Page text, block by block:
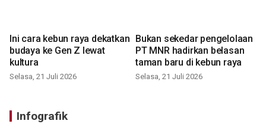
Ini cara kebun raya dekatkan
budaya ke Gen Z lewat
kultura
Selasa, 21 Juli 2026
Bukan sekedar pengelolaan
PT MNR hadirkan belasan
taman baru di kebun raya
Selasa, 21 Juli 2026
Infografik